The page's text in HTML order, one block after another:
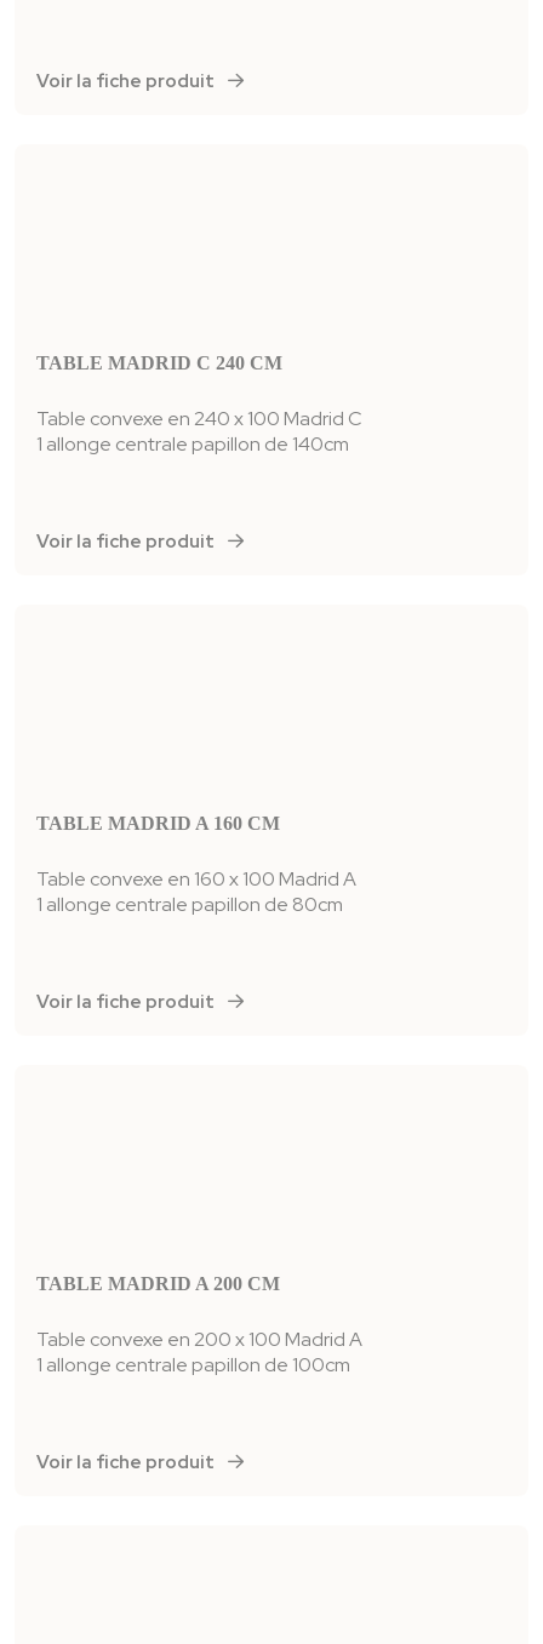
Voir la fiche produit
TABLE MADRID C 240 CM
Table convexe en 240 x 100 Madrid C
1 allonge centrale papillon de 140cm
Voir la fiche produit
TABLE MADRID A 160 CM
Table convexe en 160 x 100 Madrid A
1 allonge centrale papillon de 80cm
Voir la fiche produit
TABLE MADRID A 200 CM
Table convexe en 200 x 100 Madrid A
1 allonge centrale papillon de 100cm
Voir la fiche produit